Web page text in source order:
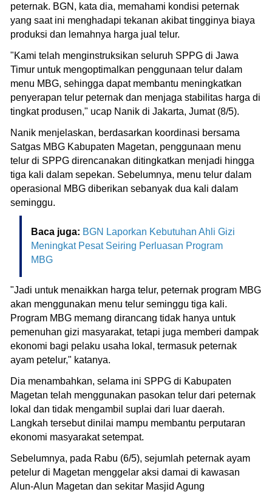
peternak. BGN, kata dia, memahami kondisi peternak
yang saat ini menghadapi tekanan akibat tingginya biaya
produksi dan lemahnya harga jual telur.
"Kami telah menginstruksikan seluruh SPPG di Jawa
Timur untuk mengoptimalkan penggunaan telur dalam
menu MBG, sehingga dapat membantu meningkatkan
penyerapan telur peternak dan menjaga stabilitas harga di
tingkat produsen," ucap Nanik di Jakarta, Jumat (8/5).
Nanik menjelaskan, berdasarkan koordinasi bersama
Satgas MBG Kabupaten Magetan, penggunaan menu
telur di SPPG direncanakan ditingkatkan menjadi hingga
tiga kali dalam sepekan. Sebelumnya, menu telur dalam
operasional MBG diberikan sebanyak dua kali dalam
seminggu.
Baca juga: BGN Laporkan Kebutuhan Ahli Gizi
Meningkat Pesat Seiring Perluasan Program
MBG
"Jadi untuk menaikkan harga telur, peternak program MBG
akan menggunakan menu telur seminggu tiga kali.
Program MBG memang dirancang tidak hanya untuk
pemenuhan gizi masyarakat, tetapi juga memberi dampak
ekonomi bagi pelaku usaha lokal, termasuk peternak
ayam petelur," katanya.
Dia menambahkan, selama ini SPPG di Kabupaten
Magetan telah menggunakan pasokan telur dari peternak
lokal dan tidak mengambil suplai dari luar daerah.
Langkah tersebut dinilai mampu membantu perputaran
ekonomi masyarakat setempat.
Sebelumnya, pada Rabu (6/5), sejumlah peternak ayam
petelur di Magetan menggelar aksi damai di kawasan
Alun-Alun Magetan dan sekitar Masjid Agung